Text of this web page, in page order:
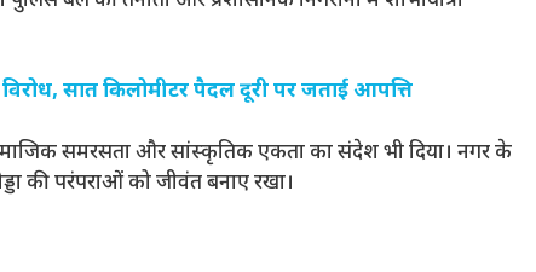
सात किलोमीटर पैदल दूरी पर जताई आपत्ति
समरसता और सांस्कृतिक एकता का संदेश भी दिया। नगर के
की परंपराओं को जीवंत बनाए रखा।